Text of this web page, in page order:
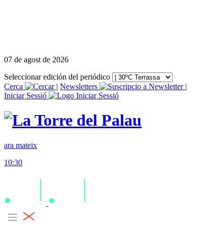
07 de agost de 2026
Seleccionar edición del periódico
Cerca
| Newsletters
|
Iniciar Sessió
ara mateix
10:30